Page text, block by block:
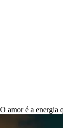
O amor é a energia